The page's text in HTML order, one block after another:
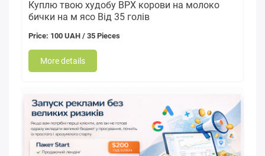
Куплю твою худобу ВРХ корови на молоко
бички на м ясо Від 35 голів
Price: 100 UAH / 35 Pieces
More details